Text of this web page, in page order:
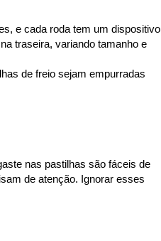
e cada roda tem um dispositivo
traseira, variando tamanho e
de freio sejam empurradas
nas pastilhas são fáceis de
de atenção. Ignorar esses